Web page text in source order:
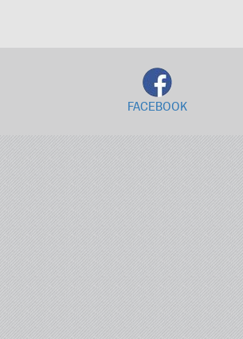
FACEBOOK